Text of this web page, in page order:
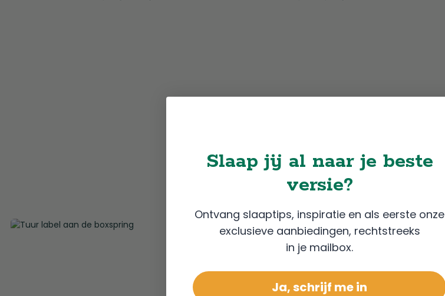
Slaap jij al naar je beste
versie?
Ontvang slaaptips, inspiratie en als eerste onze
exclusieve aanbiedingen, rechtstreeks
in je mailbox.
Ja, schrijf me in